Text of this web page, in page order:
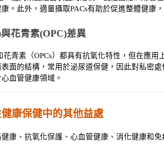
。此外，適量攝取PACs有助於促進整體健康
花青素(OPC)差異
花青素（OPCs）都具有抗氧化特性，但在應
面的結構，常用於泌尿道保健，因此對私密
血管健康領域。
康保健中的其他益處
康、抗氧化保護、心血管健康、消化健康和